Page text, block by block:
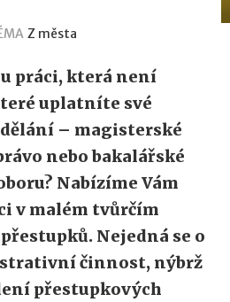
Z města
práci, která není
uplatníte své
– magisterské
nebo bakalářské
Nabízíme Vám
v malém tvůrčím
Nejedná se o
činnost, nýbrž
přestupkových